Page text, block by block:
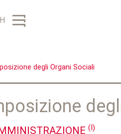
degli Organi Sociali
(I)